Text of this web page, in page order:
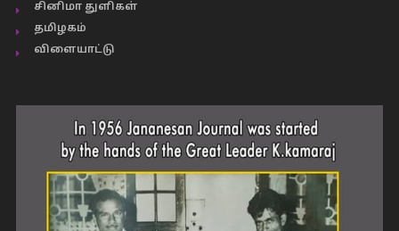
சினிமா துளிகள்
தமிழகம்
விளையாட்டு